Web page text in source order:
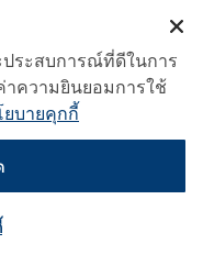
ประสบการณ์ที่ดีในการ
าความยินยอมการใช้
ยบายคุกกี้